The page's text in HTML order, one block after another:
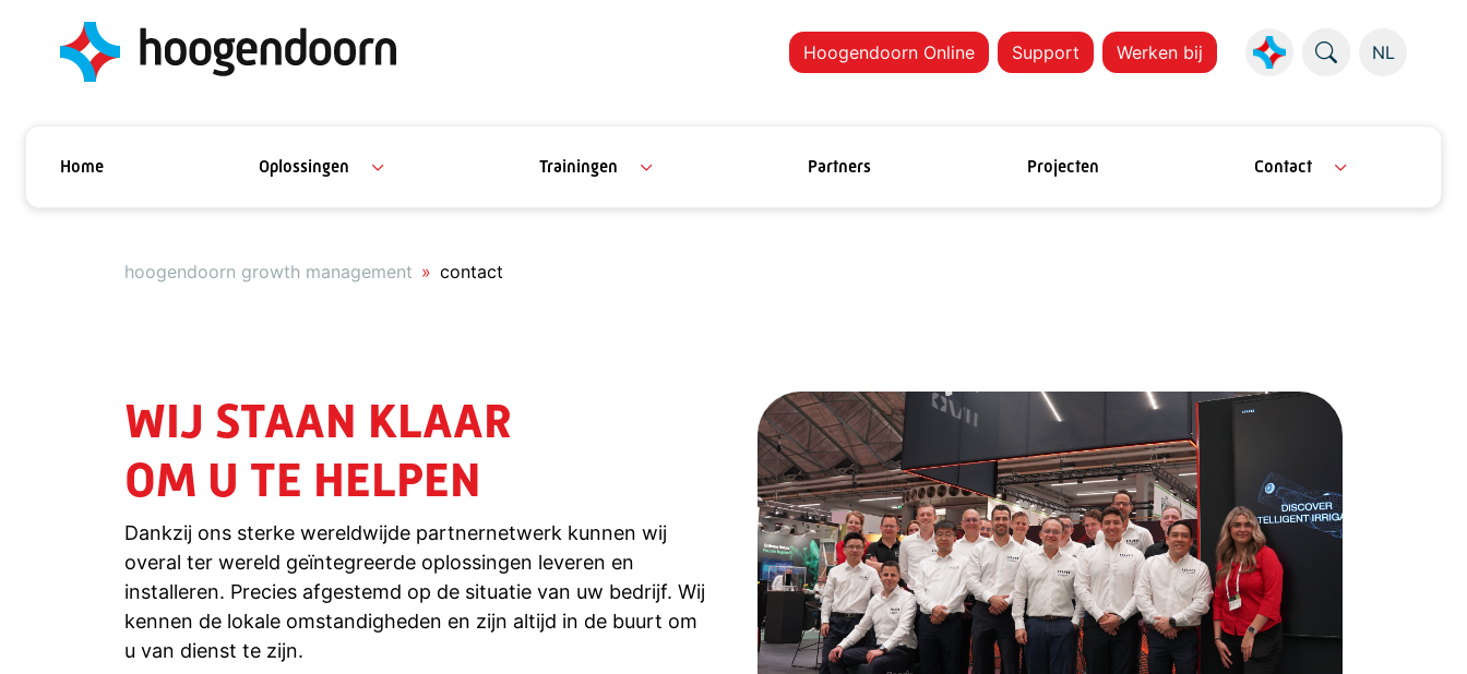
Hoogendoorn Online Support Werken bij NL
Home Oplossingen Trainingen Partners Projecten Contact
hoogendoorn growth management contact
WIJ STAAN KLAAR
OM U TE HELPEN
Dankzij ons sterke wereldwijde partnernetwerk kunnen wij
overal ter wereld geïntegreerde oplossingen leveren en
installeren. Precies afgestemd op de situatie van uw bedrijf. Wij
kennen de lokale omstandigheden en zijn altijd in de buurt om
u van dienst te zijn.